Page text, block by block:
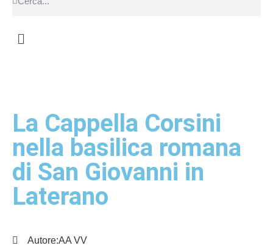
La Cappella Corsini
nella basilica romana
di San Giovanni in
Laterano
Autore:AA VV